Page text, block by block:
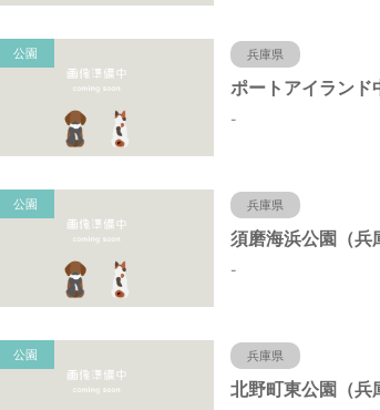
公園 兵庫県
-
公園 兵庫県
-
公園 兵庫県